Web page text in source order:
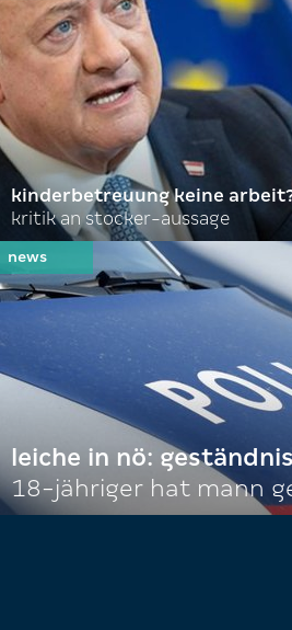
kinderbetreuung keine
kritik an stocker-aussage
leiche in nö:
18-jähriger hat mann